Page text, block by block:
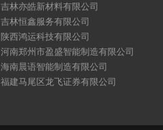
吉林亦皓新材料有限公司
吉林恒鑫服务有限公司
陕西鸿运科技有限公司
河南郑州市盈盛智能制造有限公司
海南晨语智能制造有限公司
福建马尾区龙飞证券有限公司